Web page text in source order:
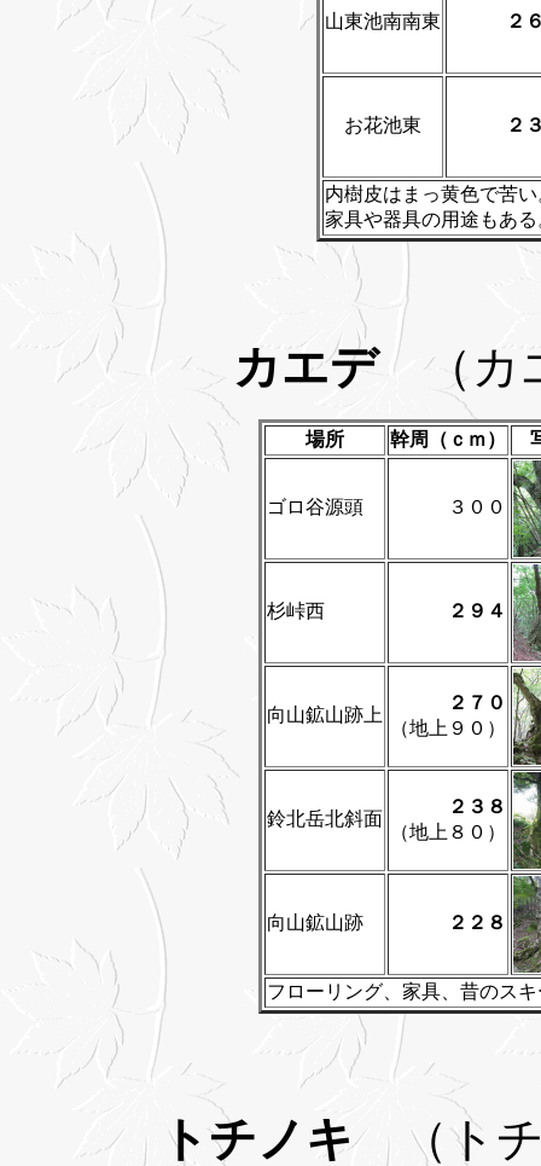
山東池南南東 ２
お花池東 ２
内樹皮はまっ黄色で苦
家具や器具の用途もある
カエデ （カ
場所 幹周（ｃｍ）
ゴロ谷源頭 ３００
杉峠西 ２９４
向山鉱山跡上
２７０
（地上９０）
鈴北岳北斜面
２３８
（地上８０）
向山鉱山跡 ２２８
フローリング、家具、昔のス
トチノキ（トチ